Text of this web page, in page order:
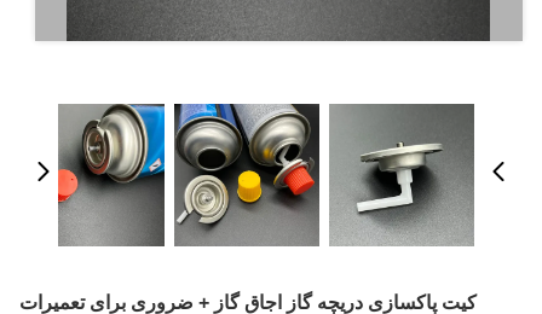
کیت پاکسازی دریچه گاز اجاق گاز + ضروری برای تعمیرات